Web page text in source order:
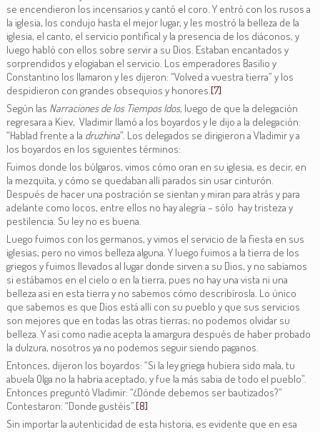
se encendieron los incensarios y cantó el coro. Y entró con los rusos a
la iglesia, los condujo hasta el mejor lugar, y les mostró la belleza de la
iglesia, el canto, el servicio pontifical y la presencia de los diáconos, y
luego habló con ellos sobre servir a su Dios. Estaban encantados y
sorprendidos y elogiaban el servicio. Los emperadores Basilio y
Constantino los llamaron y les dijeron: “Volved a vuestra tierra” y los
despidieron con grandes obsequios y honores.[7]
Según las Narraciones de los Tiempos Idos, luego de que la delegación
regresara a Kiev, Vladimir llamó a los boyardos y le dijo a la delegación:
“Hablad frente a la druzhina”. Los delegados se dirigieron a Vladimir y a
los boyardos en los siguientes términos:
Fuimos donde los búlgaros, vimos cómo oran en su iglesia, es decir, en
la mezquita, y cómo se quedaban allí parados sin usar cinturón.
Después de hacer una postración se sientan y miran para atrás y para
adelante como locos, entre ellos no hay alegría – sólo hay tristeza y
pestilencia. Su ley no es buena.
Luego fuimos con los germanos, y vimos el servicio de la fiesta en sus
iglesias, pero no vimos belleza alguna. Y luego fuimos a la tierra de los
griegos y fuimos llevados al lugar donde sirven a su Dios, y no sabíamos
si estábamos en el cielo o en la tierra, pues no hay una vista ni una
belleza así en esta tierra y no sabemos cómo describírosla. Lo único
que sabemos es que Dios está allí con su pueblo y que sus servicios
son mejores que en todas las otras tierras; no podemos olvidar su
belleza. Y así como nadie acepta la amargura después de haber probado
la dulzura, nosotros ya no podemos seguir siendo paganos.
Entonces, dijeron los boyardos: “Si la ley griega hubiera sido mala, tu
abuela Olga no la habría aceptado, y fue la más sabia de todo el pueblo”.
Entonces preguntó Vladimir: “¿Dónde debemos ser bautizados?”
Contestaron: “Donde gustéis”.[8]
Sin importar la autenticidad de esta historia, es evidente que en esa